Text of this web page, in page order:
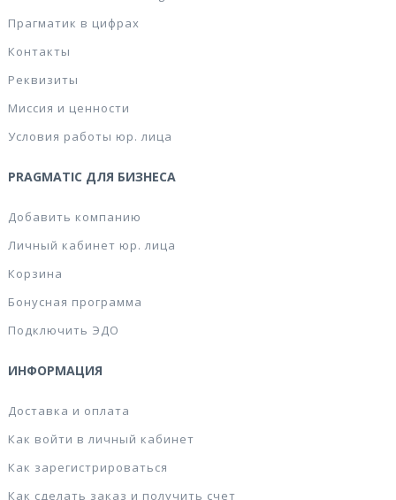
Прагматик в цифрах
Контакты
Реквизиты
Миссия и ценности
Условия работы юр. лица
PRAGMATIC ДЛЯ БИЗНЕСА
Добавить компанию
Личный кабинет юр. лица
Корзина
Бонусная программа
Подключить ЭДО
ИНФОРМАЦИЯ
Доставка и оплата
Как войти в личный кабинет
Как зарегистрироваться
Как сделать заказ и получить счет